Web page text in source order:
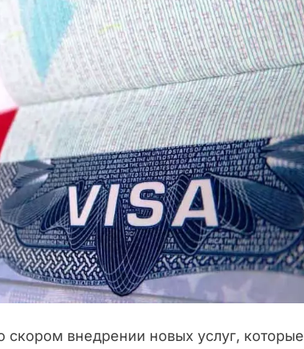
внедрении новых услуг, которые